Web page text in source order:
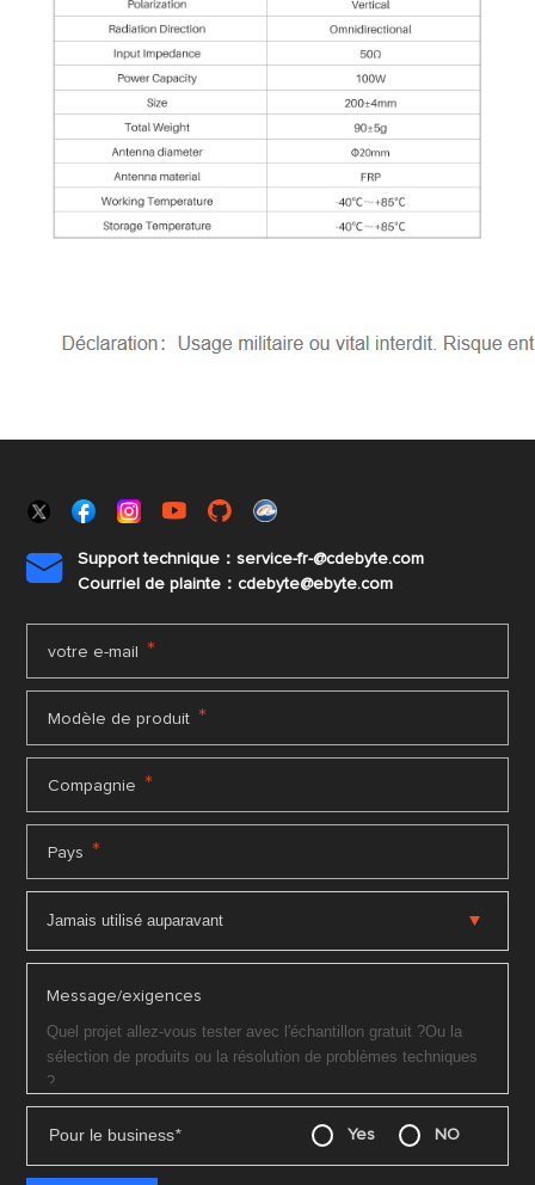

Support technique：service-fr-@cdebyte.com
Courriel de plainte：cdebyte@ebyte.com
votre e-mail *
Modèle de produit *
Compagnie *
Pays *
Message/exigences
Pour le business* Yes NO